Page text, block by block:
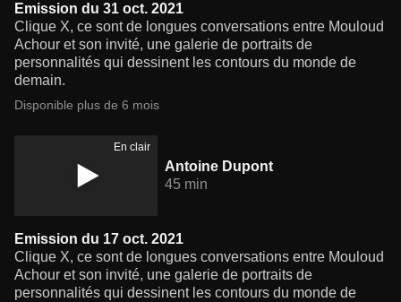
Emission du 31 oct. 2021
Clique X, ce sont de longues conversations entre Mouloud
Achour et son invité, une galerie de portraits de
personnalités qui dessinent les contours du monde de
demain.
Disponible plus de 6 mois
En clair
Antoine Dupont
45 min
Emission du 17 oct. 2021
Clique X, ce sont de longues conversations entre Mouloud
Achour et son invité, une galerie de portraits de
personnalités qui dessinent les contours du monde de